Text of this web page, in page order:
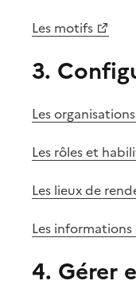
Les motifs
3.
Les organisations
Les rôles et
Les lieux de
Les
4. Gérer